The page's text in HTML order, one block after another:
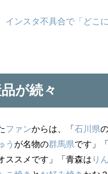
インスタ不具合で「どこ
が続々
ファンからは、「石川県
う が名物の群馬県です」
ススメです」「青森は り